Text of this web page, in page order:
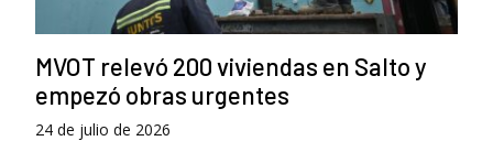
MVOT relevó 200 viviendas en Salto y
empezó obras urgentes
24 de julio de 2026